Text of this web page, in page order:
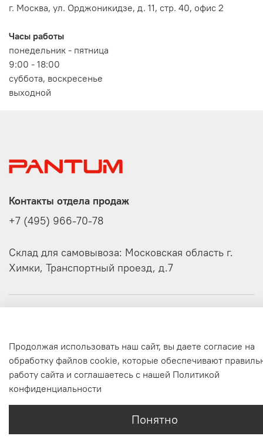
г. Москва, ул. Орджоникидзе, д. 11, стр. 40, офис 2
Часы работы
понедельник - пятница
9:00 - 18:00
суббота, воскресенье
выходной
Клиенту
Контакты отдела продаж
+7 (495) 966-70-78
Склад для самовывоза: Московская область г.
Химки, Транспортный проезд, д.7
Официальный интернет-магазин Pantum
Интернет-магазин создан на inSales
Продолжая использовать наш сайт, вы даете согласие на
обработку файлов cookie, которые обеспечивают
работу сайта и соглашаетесь с нашей Политикой
конфиденциальности
Понятно